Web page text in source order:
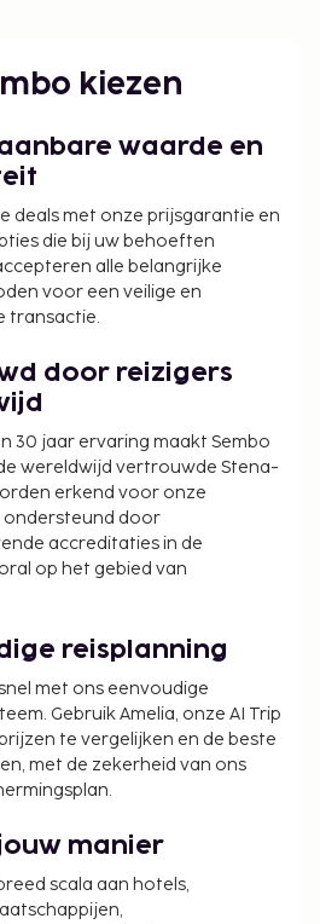
kiezen
waarde en
deals met onze prijsgarantie en
die bij uw behoeften
alle belangrijke
voor een veilige en
transactie.
door reizigers
30 jaar ervaring maakt Sembo
wereldwijd vertrouwde Stena-
erkend voor onze
ondersteund door
accreditaties in de
op het gebied van
reisplanning
met ons eenvoudige
Gebruik Amelia, onze AI Trip
te vergelijken en de beste
met de zekerheid van ons
jouw manier
scala aan hotels,